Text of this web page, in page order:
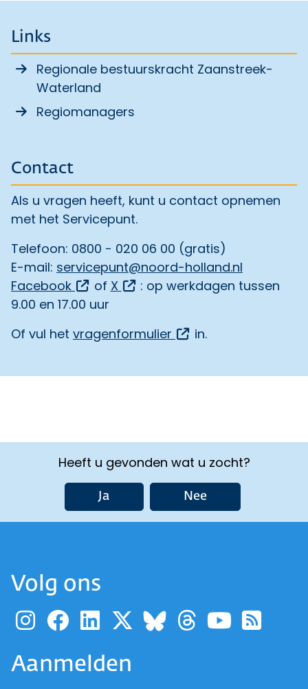
Links
Regionale bestuurskracht Zaanstreek-
Waterland
Regiomanagers
Contact
Als u vragen heeft, kunt u contact opnemen
met het Servicepunt.
Telefoon: 0800 - 020 06 00 (gratis)
E-mail: servicepunt@noord-holland.nl
Facebook
Opent een externe link
of X Opent een externe link
: op werkdagen tussen
9.00 en 17.00 uur
Of vul het vragenformulier Opent een externe
in.
Heeft u gevonden wat u zocht?
Ja Nee
Volg ons
Ga naar de pagina van
Ga naar de pagina
Ga naar de
Ga naar de
Ga naar de
Ga naar
Ga
Aanmelden